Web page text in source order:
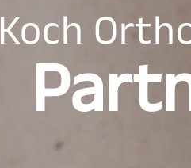
Koch